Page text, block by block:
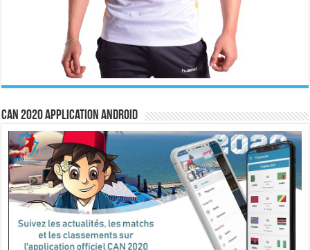
CAN 2020 Application Android